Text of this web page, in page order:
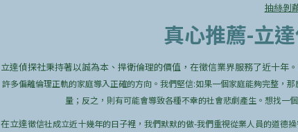
抽絲剝
真心推薦-立
立達偵探社秉持著以誠為本、捍衛倫理的價值，在徵信業界服務了近十年
許多偏離倫理正軌的家庭導入正確的方向。我們堅信:如果一個家庭能夠完整，
量；反之，則有可能會導致各種不幸的社會悲劇產生。想找一
在立達徵信社成立近十幾年的日子裡，我們默默的做-我們重視從業人員的道德